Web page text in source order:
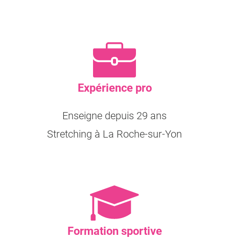
Expérience pro
Enseigne depuis 29 ans
Stretching à La Roche-sur-Yon
Formation sportive